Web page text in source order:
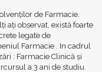
de Farmacie.
ați observat, există foarte
legate de
Farmacie . In cadrul
: Farmacie Clinică și
a 3 ani de studiu.